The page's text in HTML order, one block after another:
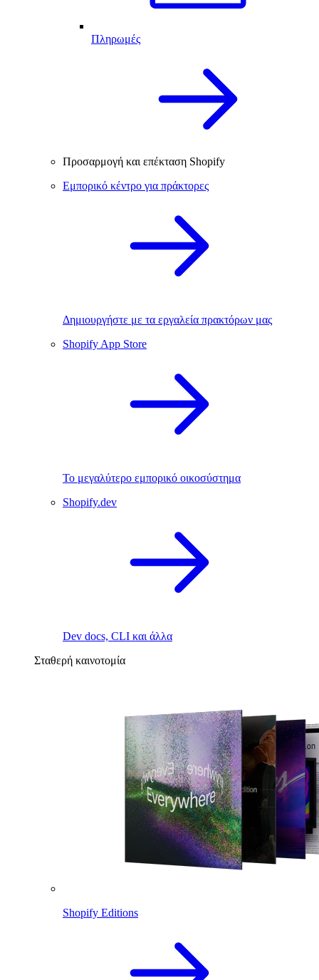
Πληρωμές
Προσαρμογή και επέκταση Shopify
Εμπορικό κέντρο για πράκτορες
Δημιουργήστε με τα εργαλεία πρακτόρων μας
Shopify App Store
Το μεγαλύτερο εμπορικό οικοσύστημα
Shopify.dev
Dev docs, CLI και άλλα
Σταθερή καινοτομία
Shopify Editions